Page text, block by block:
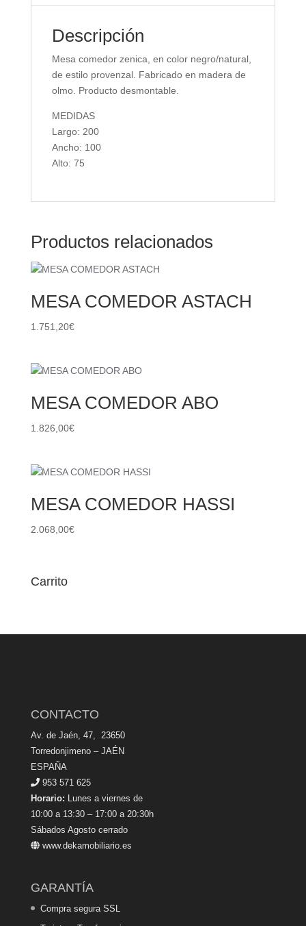
Descripción
Mesa comedor zenica, en color negro/natural,
de estilo provenzal. Fabricado en madera de
olmo. Producto desmontable.
MEDIDAS
Largo: 200
Ancho: 100
Alto: 75
Productos relacionados
MESA COMEDOR ASTACH
1.751,20€
MESA COMEDOR ABO
1.826,00€
MESA COMEDOR HASSI
2.068,00€
Carrito
CONTACTO
Av. de Jaén, 47, 23650
Torredonjimeno – JAÉN
ESPAÑA
953 571 625
Horario: Lunes a viernes de
10:00 a 13:30 – 17:00 a 20:30h
Sábados Agosto cerrado
www.dekamobiliario.es
GARANTÍA
Compra segura SSL